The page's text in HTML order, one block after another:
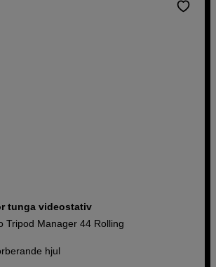
tunga videostativ
Tripod Manager 44 Rolling
hjul